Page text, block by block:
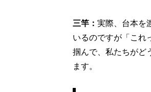
三竿： 実際、台本を
いるのですが「これ
掴んで、私たちがど
ます。